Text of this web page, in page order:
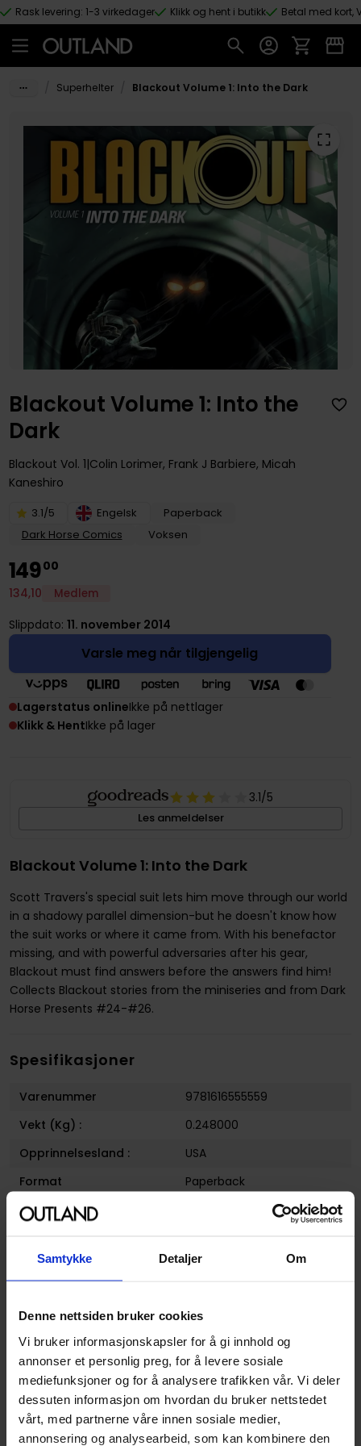
Samtykke Detaljer Om
Denne nettsiden bruker cookies
Vi bruker informasjonskapsler for å gi innhold og
annonser et personlig preg, for å levere sosiale
mediefunksjoner og for å analysere trafikken vår. Vi deler
dessuten informasjon om hvordan du bruker nettstedet
vårt, med partnerne våre innen sosiale medier,
annonsering og analysearbeid, som kan kombinere den
Hopp til hovedinnhold
Rask levering: 1-3 virkedager Klikk og hent i butikk Betal med kort,
Superhelter Blackout Volume 1: Into the Dark
Blackout Volume 1: Into the
Dark
Blackout Vol. 1 Colin Lorimer, Frank J Barbiere, Micah
Kaneshiro
3.1/5 Engelsk
Paperback
Dark Horse Comics
Voksen
14900
134,10 Medlem
Slippdato: 11. november 2014
Varsle meg når tilgjengelig
Lagerstatus onlineIkke på nettlager
Klikk & HentIkke på lager
3.1/5
Les anmeldelser
Blackout Volume 1: Into the Dark
Scott Travers's special suit lets him move through our world
in a shadowy parallel dimension-but he doesn't know how
the suit works or where it came from. With his benefactor
missing, and with powerful adversaries after his gear,
Blackout must find answers before the answers find him!
Collects Blackout stories from the miniseries and from Dark
Horse Presents #24-#26.
Spesifikasjoner
Varenummer
9781616555559
Vekt (Kg) :
0.248000
Opprinnelsesland :
USA
Format
Paperback
Serie
Barbiere
Micah
Colin Lorimer, Micah
Kaneshiro
Antall Sider
104
Utgiver
Dark Horse Comics
Lanseringsdato
11.11.2014